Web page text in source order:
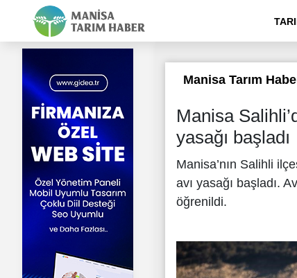
Manisa Tarım
Manisa
yasağı başladı
Manisa’nın Salihli
avı yasağı başladı.
öğrenildi.